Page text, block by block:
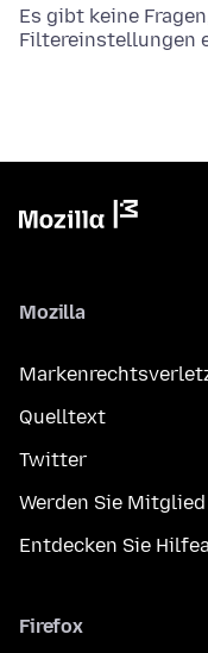
Es gibt keine
Filtereinstellungen
Mozilla
Quelltext
Twitter
Werden Sie
Entdecken Sie
Firefox